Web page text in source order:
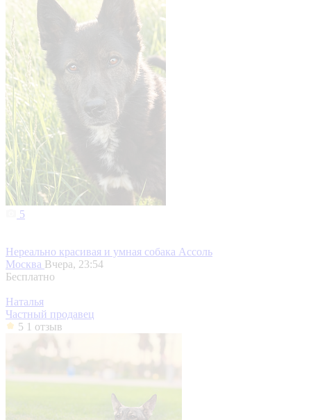
5
Нереально красивая и умная собака Ассоль
Москва Вчера, 23:54
Бесплатно
Наталья
Частный продавец
5 1 отзыв